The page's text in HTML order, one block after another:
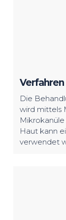
Verfahren
Die
wird mittels
Haut kann
verwendet